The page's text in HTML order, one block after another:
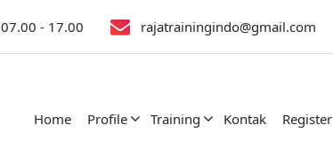
07.00 - 17.00 rajatrainingindo@gmail.com
Home Profile Training Kontak Register